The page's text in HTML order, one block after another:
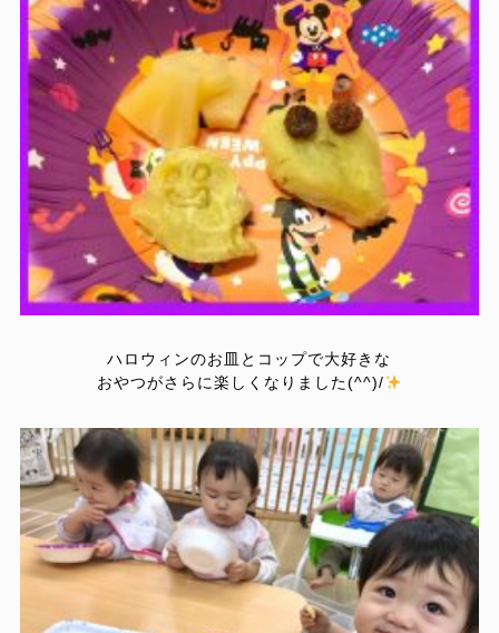
ハロウィンのお皿とコップで大好きな
おやつがさらに楽しくなりました(^^)/